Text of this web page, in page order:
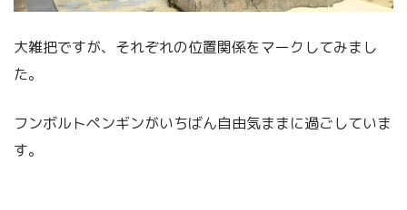
大雑把ですが、それぞれの位置関係をマークしてみまし
た。
フンボルトペンギンがいちばん自由気ままに過ごしていま
す。